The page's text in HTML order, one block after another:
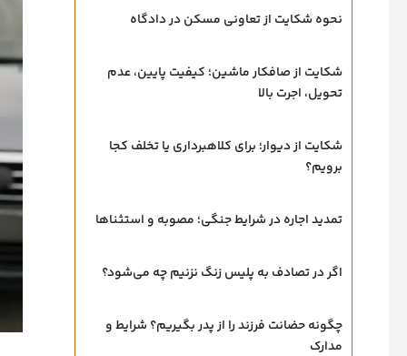
نحوه شکایت از تعاونی مسکن در دادگاه
شکایت از صافکار ماشین؛ کیفیت پایین، عدم
تحویل، اجرت بالا
شکایت از دیوار؛ برای کلاهبرداری یا تخلف کجا
برویم؟
تمدید اجاره در شرایط جنگی؛ مصوبه و استثناها
اگر در تصادف به پلیس زنگ نزنیم چه می‌شود؟
چگونه حضانت فرزند را از پدر بگیریم؟ شرایط و
مدارک